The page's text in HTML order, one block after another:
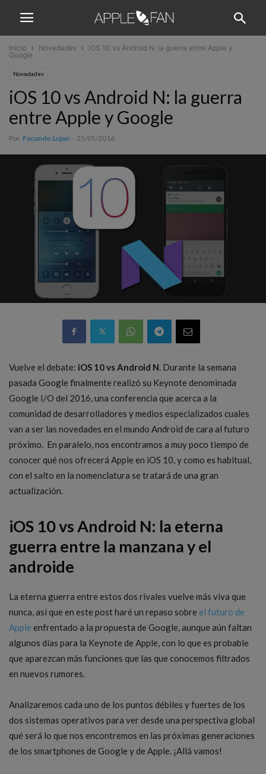
Inicio Novedades
iOS 10 vs Android N: la guerra entre Apple y
Google
Novedades
iOS 10 vs Android N: la guerra
entre Apple y Google
Por Facundo Lujan - 25/05/2016
Vuelve el debate: iOS 10 vs Android N. Durante la semana
pasada Google finalmente realizó su Keynote denominada
Google I/O del 2016, una conferencia que acerca a la
comunidad de desarrolladores y medios especializados cuales
van a ser las novedades en el mundo Android de cara al futuro
próximo. En paralelo, nos encontramos a muy poco tiempo de
conocer qué nos ofrecerá Apple en iOS 10, y como es habitual,
con el salto en la nomenclatura se tratará de una gran
actualización.
iOS 10 vs Android N: la eterna
guerra entre la manzana y el
androide
La eterna guerra entre estos dos rivales vuelve más viva que
nunca, así que en este post haré un repaso sobre el futuro de
Apple enfrentado a la propuesta de Google, aunque aún faltan
algunos días para la Keynote de Apple, con lo que es probable
que aparezcan más funciones que las que conocemos filtrados
en nuevos rumores.
Analizaremos cada uno de los puntos débiles y fuertes de los
dos sistemas operativos para ver desde una perspectiva global
qué será lo que nos encontremos en las próximas generaciones
de los smartphones de Google y de Apple. ¡Allá vamos!